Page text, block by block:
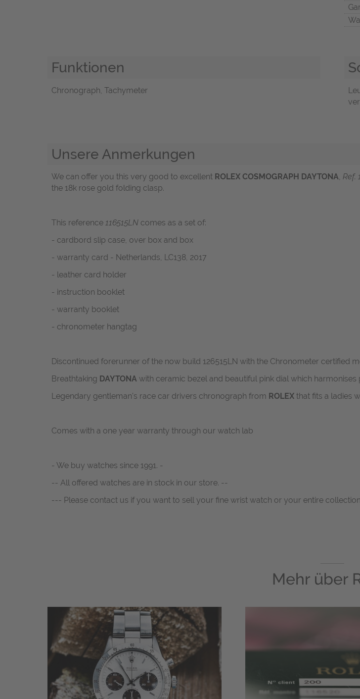
Funktionen
Chronograph, Tachymeter
Unsere Anmerkungen
We can offer you this very good to excellent ROLEX COSMOGRAPH DAYTONA, Ref.
the 18k rose gold folding clasp.
This reference 116515LN comes as a set of:
- cardbord slip case, over box and box
- warranty card - Netherlands, LC138, 2017
- leather card holder
- instruction booklet
- warranty booklet
- chronometer hangtag
Discontinued forerunner of the now build 126515LN with the Chronometer certified
Breathtaking DAYTONA with ceramic bezel and beautiful pink dial which
Legendary gentleman's race car drivers chronograph from ROLEX that fits a ladies
Comes with a one year warranty through our watch lab
- We buy watches since 1991. -
-- All offered watches are in stock in our store. --
--- Please contact us if you want to sell your fine wrist watch or your entire
Mehr über